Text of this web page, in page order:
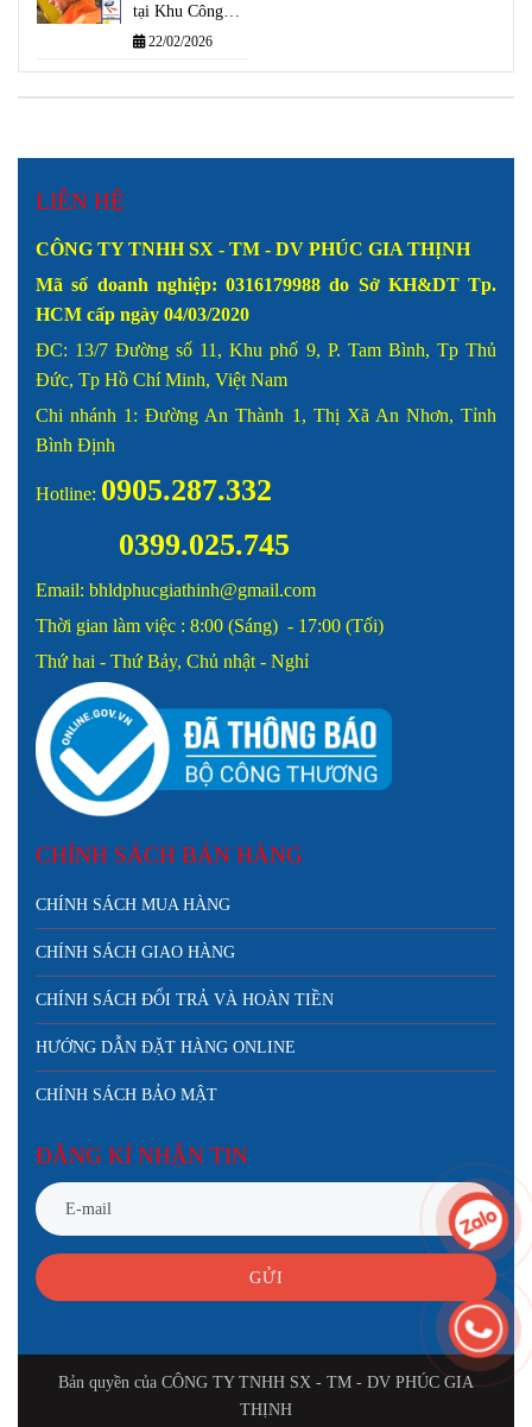
tại Khu Công
Nghệ Cao Thành
22/02/2026
LIÊN HỆ
CÔNG TY TNHH SX - TM - DV PHÚC GIA THỊNH
Mã số doanh nghiệp: 0316179988 do Sở KH&DT Tp.
HCM cấp ngày 04/03/2020
ĐC: 13/7 Đường số 11, Khu phố 9, P. Tam Bình, Tp Thủ
Đức, Tp Hồ Chí Minh, Việt Nam
Chi nhánh 1: Đường An Thành 1, Thị Xã An Nhơn, Tỉnh
Bình Định
Hotline: 0905.287.332
0399.025.745
Email: bhldphucgiathinh@gmail.com
Thời gian làm việc : 8:00 (Sáng) - 17:00 (Tối)
Thứ hai - Thứ Bảy, Chủ nhật - Nghỉ
CHÍNH SÁCH BÁN HÀNG
CHÍNH SÁCH MUA HÀNG
CHÍNH SÁCH GIAO HÀNG
CHÍNH SÁCH ĐỔI TRẢ VÀ HOÀN TIỀN
HƯỚNG DẪN ĐẶT HÀNG ONLINE
CHÍNH SÁCH BẢO MẬT
ĐĂNG KÍ NHẬN TIN
GỬI
Bản quyền của CÔNG TY TNHH SX - TM - DV PHÚC GIA
THỊNH